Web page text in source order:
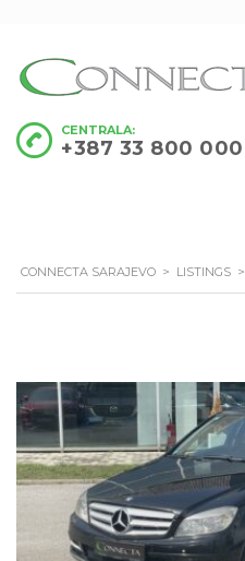
CENTRALA:
+387 33 800 000
CONNECTA SARAJEVO > LISTINGS >